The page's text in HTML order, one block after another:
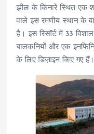
झील के किनारे स्थित एक
वाले इस रमणीय स्थान के
है। इस रिसॉर्ट में 33
बालकनियों और एक
के लिए डिज़ाइन किए गए हैं।